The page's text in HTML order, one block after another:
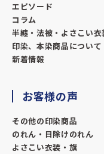
エピソード
コラム
半纏・法被・よさこい
印染、本染商品について
新着情報
お客様の声
その他の印染商品
のれん・日除けのれん
よさこい衣装・旗